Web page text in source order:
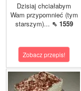
Dzisiaj chciałabym
Wam przypomnieć (tym
starszym)... ⇖ 1559
Zobacz przepis!